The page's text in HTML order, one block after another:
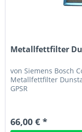
Metallfettfilter
von Siemens Bosch
Metallfettfilter
GPSR
66,00 € *